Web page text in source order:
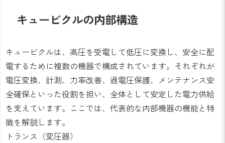
キュービクルの内部構造
キュービクルは、高圧を受電して低圧に変換し、安全に配
電するために複数の機器で構成されています。それぞれが
電圧変換、計測、力率改善、過電圧保護、メンテナンス安
全確保といった役割を担い、全体として安定した電力供給
を支えています。ここでは、代表的な内部機器の機能と特
徴を解説します。
トランス（変圧器）